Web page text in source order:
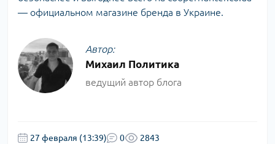
— официальном магазине бренда в Украине.
Автор:
Михаил Политика
ведущий автор блога
27 февраля (13:39) 0 2843